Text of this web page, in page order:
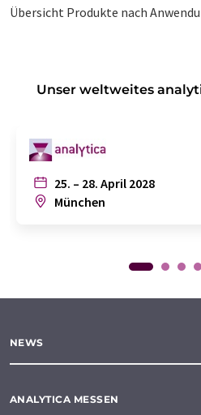
Übersicht Produkte nach
Unser weltweites
25. – 28. April 2028
München
NEWS
ANALYTICA MESSEN